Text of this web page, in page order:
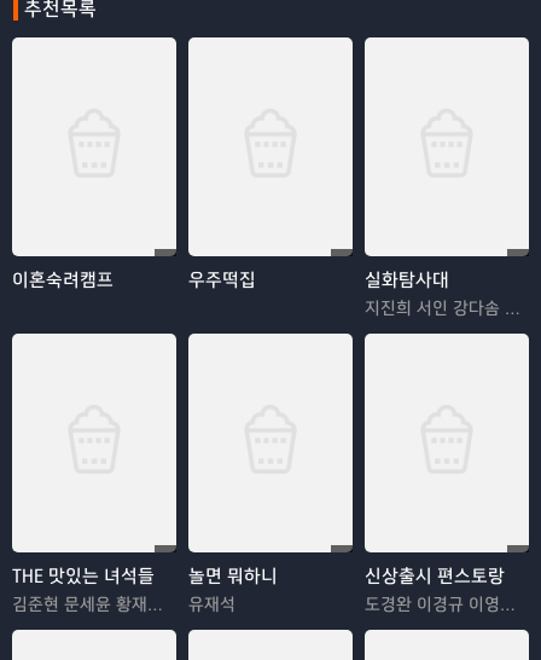
추천목록
이혼숙려캠프 우주떡집 실화탐사대
지진희 서인 강다솜 박지훈
THE 맛있는 녀석들
김준현 문세윤 황재성 김해준
놀면 뭐하니
유재석
신상출시 편스토랑
도경완 이경규 이영자 정혜영